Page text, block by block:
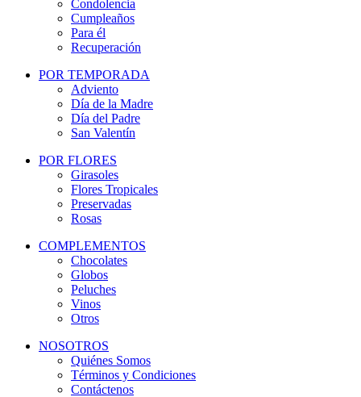
Condolencia
Cumpleaños
Para él
Recuperación
POR TEMPORADA
Adviento
Día de la Madre
Día del Padre
San Valentín
POR FLORES
Girasoles
Flores Tropicales
Preservadas
Rosas
COMPLEMENTOS
Chocolates
Globos
Peluches
Vinos
Otros
NOSOTROS
Quiénes Somos
Términos y Condiciones
Contáctenos